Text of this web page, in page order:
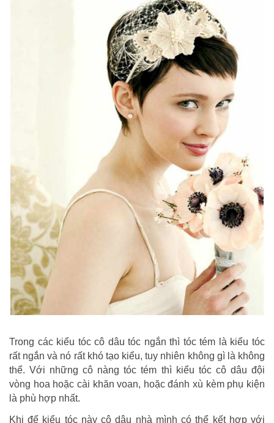
Trong các kiểu tóc cô dâu tóc ngắn thì tóc tém là kiểu tóc
rất ngắn và nó rất khó tạo kiểu, tuy nhiên không gì là không
thể. Với những cô nàng tóc tém thì kiểu tóc cô dâu đội
vòng hoa hoặc cài khăn voan, hoặc đánh xù kèm phụ kiện
là phù hợp nhất.
Khi để kiểu tóc này cô dâu nhà mình có thể kết hợp với